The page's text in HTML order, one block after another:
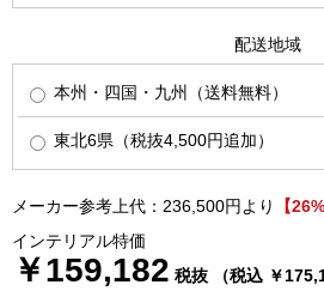
配送地域
本州・四国・九州（送料無料）
東北6県（税抜4,500円追加）
メーカー参考上代：236,500円より
【
インテリアル特価
￥159,182 税抜 （税込 ￥